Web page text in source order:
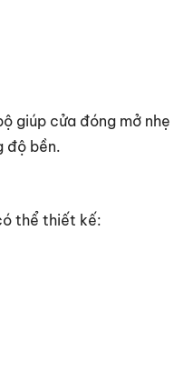
giúp cửa đóng mở nhẹ
độ bền.
thể thiết kế: